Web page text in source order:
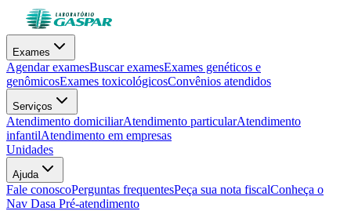
Exames
Agendar examesBuscar examesExames genéticos e
genômicosExames toxicológicosConvênios atendidos
Serviços
Atendimento domiciliarAtendimento particularAtendimento
infantilAtendimento em empresas
Unidades
Ajuda
Fale conoscoPerguntas frequentesPeça sua nota fiscalConheça o
Nav Dasa Pré-atendimento